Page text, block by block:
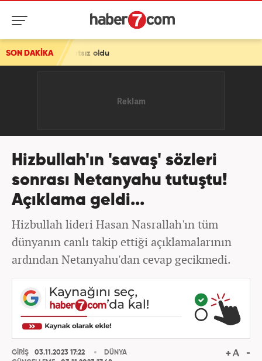
SON DAKİKA
oldu
Hizbullah'ın 'savaş' sözleri
sonrası Netanyahu tutuştu!
Açıklama geldi...
Hizbullah lideri Hasan Nasrallah'ın tüm
dünyanın canlı takip ettiği açıklamalarının
ardından Netanyahu'dan cevap gecikmedi.
GİRİŞ
03.11.2023 17:22
DÜNYA